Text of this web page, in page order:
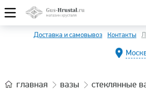
Доставка и самовывоз Контакты
главная вазы стеклянные